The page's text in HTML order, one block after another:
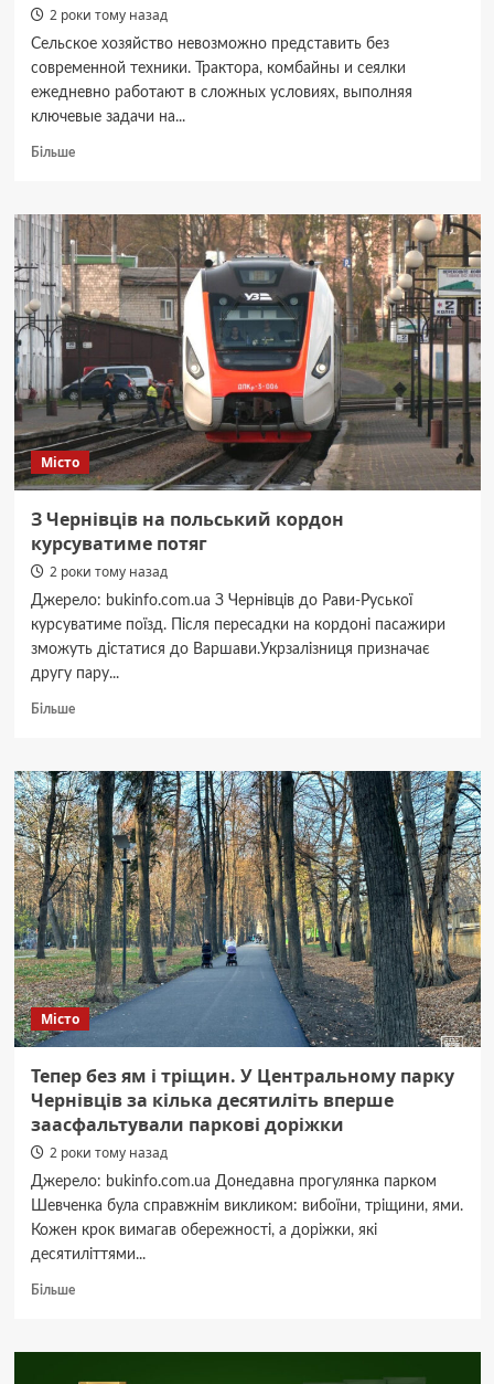
2 роки тому назад
Сельское хозяйство невозможно представить без
современной техники. Трактора, комбайны и сеялки
ежедневно работают в сложных условиях, выполняя
ключевые задачи на...
БільшеДокладніше
сельхозтехники:
что
важно
—
оригинальные
запчасти
или
Місто
З Чернівців на польський кордон
курсуватиме потяг
2 роки тому назад
Джерело: bukinfo.com.ua З Чернівців до Рави-Руської
курсуватиме поїзд. Після пересадки на кордоні пасажири
зможуть дістатися до Варшави.Укрзалізниця призначає
другу пару...
БільшеДокладніше
Чернівців
на
польський
кордон
курсуватиме
потяг
Місто
Тепер без ям і тріщин. У Центральному парку
Чернівців за кілька десятиліть вперше
заасфальтували паркові доріжки
2 роки тому назад
Джерело: bukinfo.com.ua Донедавна прогулянка парком
Шевченка була справжнім викликом: вибоїни, тріщини, ями.
Кожен крок вимагав обережності, а доріжки, які
десятиліттями...
БільшеДокладніше
без